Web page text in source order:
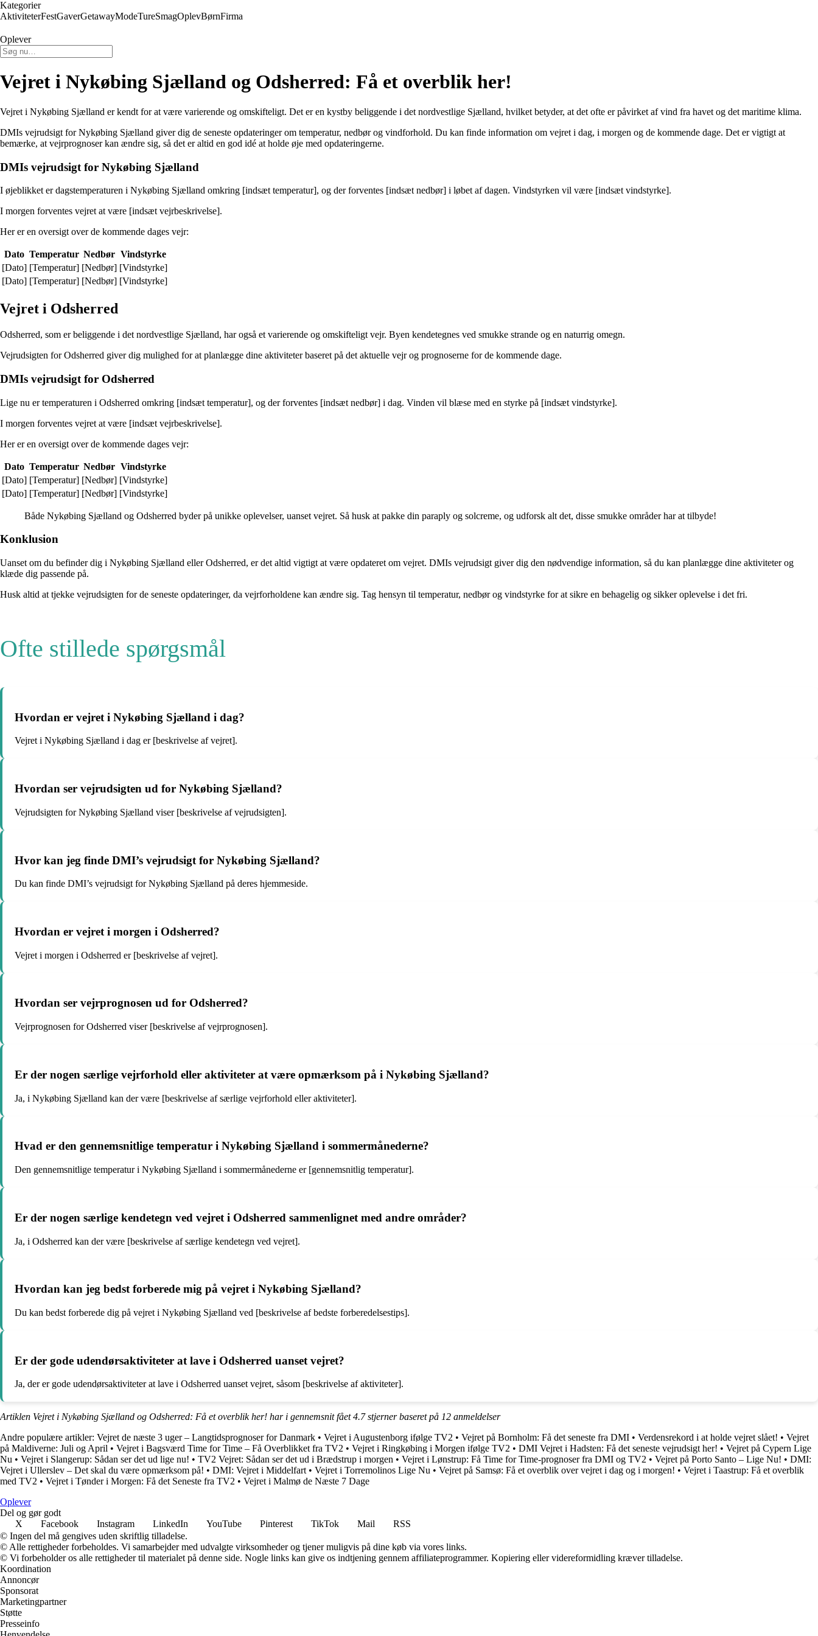
Kategorier
AktiviteterFestGaverGetawayModeTureSmagOplevBørnFirma
Oplever
Vejret i Nykøbing Sjælland og Odsherred: Få et overblik her!
Vejret i Nykøbing Sjælland er kendt for at være varierende og omskifteligt. Det er en kystby beliggende i det nordvestlige Sjælland, hvilket betyder, at det ofte er påvirket af vind fra havet og det maritime klima.
DMIs vejrudsigt for Nykøbing Sjælland giver dig de seneste opdateringer om temperatur, nedbør og vindforhold. Du kan finde information om vejret i dag, i morgen og de kommende dage. Det er vigtigt at
bemærke, at vejrprognoser kan ændre sig, så det er altid en god idé at holde øje med opdateringerne.
DMIs vejrudsigt for Nykøbing Sjælland
I øjeblikket er dagstemperaturen i Nykøbing Sjælland omkring [indsæt temperatur], og der forventes [indsæt nedbør] i løbet af dagen. Vindstyrken vil være [indsæt vindstyrke].
I morgen forventes vejret at være [indsæt vejrbeskrivelse].
Her er en oversigt over de kommende dages vejr:
Dato Temperatur Nedbør Vindstyrke
[Dato] [Temperatur] [Nedbør] [Vindstyrke]
[Dato] [Temperatur] [Nedbør] [Vindstyrke]
Vejret i Odsherred
Odsherred, som er beliggende i det nordvestlige Sjælland, har også et varierende og omskifteligt vejr. Byen kendetegnes ved smukke strande og en naturrig omegn.
Vejrudsigten for Odsherred giver dig mulighed for at planlægge dine aktiviteter baseret på det aktuelle vejr og prognoserne for de kommende dage.
DMIs vejrudsigt for Odsherred
Lige nu er temperaturen i Odsherred omkring [indsæt temperatur], og der forventes [indsæt nedbør] i dag. Vinden vil blæse med en styrke på [indsæt vindstyrke].
I morgen forventes vejret at være [indsæt vejrbeskrivelse].
Her er en oversigt over de kommende dages vejr:
Dato Temperatur Nedbør Vindstyrke
[Dato] [Temperatur] [Nedbør] [Vindstyrke]
[Dato] [Temperatur] [Nedbør] [Vindstyrke]
Både Nykøbing Sjælland og Odsherred byder på unikke oplevelser, uanset vejret. Så husk at pakke din paraply og solcreme, og udforsk alt det, disse smukke områder har at tilbyde!
Konklusion
Uanset om du befinder dig i Nykøbing Sjælland eller Odsherred, er det altid vigtigt at være opdateret om vejret. DMIs vejrudsigt giver dig den nødvendige information, så du kan planlægge dine aktiviteter og
klæde dig passende på.
Husk altid at tjekke vejrudsigten for de seneste opdateringer, da vejrforholdene kan ændre sig. Tag hensyn til temperatur, nedbør og vindstyrke for at sikre en behagelig og sikker oplevelse i det fri.
Ofte stillede spørgsmål
Hvordan er vejret i Nykøbing Sjælland i dag?
Vejret i Nykøbing Sjælland i dag er [beskrivelse af vejret].
Hvordan ser vejrudsigten ud for Nykøbing Sjælland?
Vejrudsigten for Nykøbing Sjælland viser [beskrivelse af vejrudsigten].
Hvor kan jeg finde DMI’s vejrudsigt for Nykøbing Sjælland?
Du kan finde DMI’s vejrudsigt for Nykøbing Sjælland på deres hjemmeside.
Hvordan er vejret i morgen i Odsherred?
Vejret i morgen i Odsherred er [beskrivelse af vejret].
Hvordan ser vejrprognosen ud for Odsherred?
Vejrprognosen for Odsherred viser [beskrivelse af vejrprognosen].
Er der nogen særlige vejrforhold eller aktiviteter at være opmærksom på i Nykøbing Sjælland?
Ja, i Nykøbing Sjælland kan der være [beskrivelse af særlige vejrforhold eller aktiviteter].
Hvad er den gennemsnitlige temperatur i Nykøbing Sjælland i sommermånederne?
Den gennemsnitlige temperatur i Nykøbing Sjælland i sommermånederne er [gennemsnitlig temperatur].
Er der nogen særlige kendetegn ved vejret i Odsherred sammenlignet med andre områder?
Ja, i Odsherred kan der være [beskrivelse af særlige kendetegn ved vejret].
Hvordan kan jeg bedst forberede mig på vejret i Nykøbing Sjælland?
Du kan bedst forberede dig på vejret i Nykøbing Sjælland ved [beskrivelse af bedste forberedelsestips].
Er der gode udendørsaktiviteter at lave i Odsherred uanset vejret?
Ja, der er gode udendørsaktiviteter at lave i Odsherred uanset vejret, såsom [beskrivelse af aktiviteter].
Artiklen Vejret i Nykøbing Sjælland og Odsherred: Få et overblik her! har i gennemsnit fået4.7stjerner baseret på 12 anmeldelser
Andre populære artikler: Vejret de næste 3 uger – Langtidsprognoser for Danmark • Vejret i Augustenborg ifølge TV2 • Vejret på Bornholm: Få det seneste fra DMI • Verdensrekord i at holde vejret slået! • Vejret
på Maldiverne: Juli og April • Vejret i Bagsværd Time for Time – Få Overblikket fra TV2 • Vejret i Ringkøbing i Morgen ifølge TV2 • DMI Vejret i Hadsten: Få det seneste vejrudsigt her! • Vejret på Cypern Lige
Nu • Vejret i Slangerup: Sådan ser det ud lige nu! • TV2 Vejret: Sådan ser det ud i Brædstrup i morgen • Vejret i Lønstrup: Få Time for Time-prognoser fra DMI og TV2 • Vejret på Porto Santo – Lige Nu! • DMI:
Vejret i Ullerslev – Det skal du være opmærksom på! • DMI: Vejret i Middelfart • Vejret i Torremolinos Lige Nu • Vejret på Samsø: Få et overblik over vejret i dag og i morgen! • Vejret i Taastrup: Få et overblik
med TV2 • Vejret i Tønder i Morgen: Få det Seneste fra TV2 • Vejret i Malmø de Næste 7 Dage
Oplever
Del og gør godt
X
Facebook Instagram LinkedIn YouTube Pinterest TikTok Mail
RSS
© Ingen del må gengives uden skriftlig tilladelse.
© Alle rettigheder forbeholdes. Vi samarbejder med udvalgte virksomheder og tjener muligvis på dine køb via vores links.
© Vi forbeholder os alle rettigheder til materialet på denne side. Nogle links kan give os indtjening gennem affiliateprogrammer. Kopiering eller videreformidling kræver tilladelse.
Koordination
Annoncør
Sponsorat
Marketingpartner
Støtte
Presseinfo